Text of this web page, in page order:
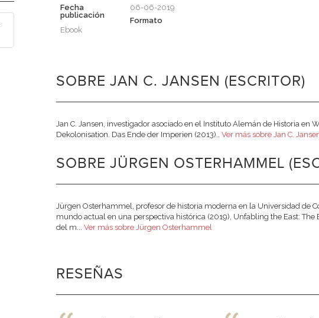
Fecha
publicación
06-06-2019
Formato
Ebook
SOBRE JAN C. JANSEN (ESCRITOR)
Jan C. Jansen, investigador asociado en el Instituto Alemán de Historia en
Dekolonisation. Das Ende der Imperien (2013).. Ver más sobre Jan C.
SOBRE JÜRGEN OSTERHAMMEL
Jürgen Osterhammel, profesor de historia moderna en la Universidad de
mundo actual en una perspectiva histórica (2019), Unfabling the East:
del m... Ver más sobre Jürgen Osterhammel
RESEÑAS